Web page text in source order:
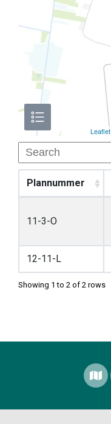
Leaflet
Plannummer
11-3-O
12-11-L
Showing 1 to 2 of 2 rows